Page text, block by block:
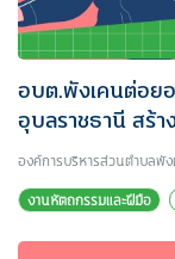
อบต.พังเคนต่อย
อุบลราชธานี สร้
องค์การบริหารส่วนตำบลพัง
งานหัตถกรรมและฝีมือ